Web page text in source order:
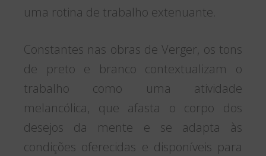
uma rotina de trabalho extenuante.
Constantes nas obras de Verger, os tons
de preto e branco contextualizam o
trabalho como uma atividade
melancólica, que afasta o corpo dos
desejos da mente e se adapta às
condições oferecidas e disponíveis para